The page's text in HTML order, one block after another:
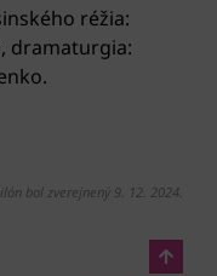
réžia:
dramaturgia:
bol zverejnený 9. 12. 2024.